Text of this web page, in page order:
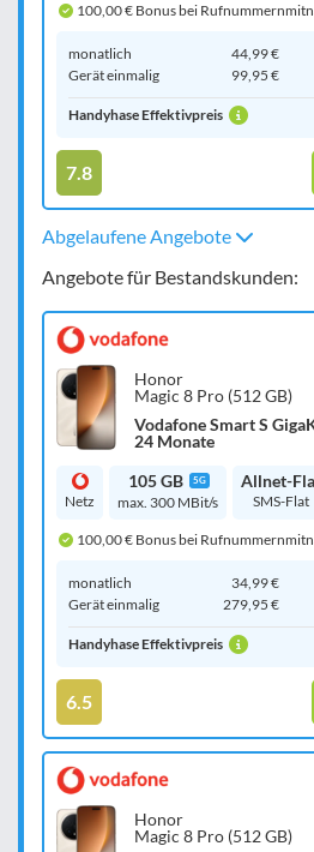
100,00 € Bonus bei
monatlich
44,99 €
Gerät einmalig
99,95 €
Handyhase Effektivpreis
7.8
Abgelaufene Angebote
Angebote für Bestandskunden:
Honor
Magic 8 Pro (512 GB)
Vodafone Smart S
24 Monate
Netz
105 GB 5G
max. 300 MBit/s
Allnet-
SMS-Flat
100,00 € Bonus bei
monatlich
34,99 €
Gerät einmalig
279,95 €
Handyhase Effektivpreis
6.5
Honor
Magic 8 Pro (512 GB)